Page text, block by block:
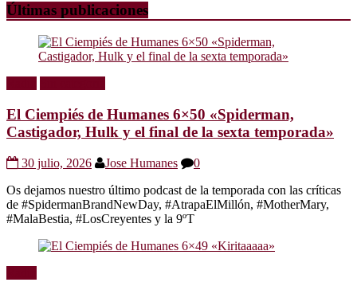
Últimas publicaciones
El Ciempiés de Humanes 6×50 «Spiderman,
Castigador, Hulk y el final de la sexta temporada»
30 julio, 2026 Jose Humanes
0
Os dejamos nuestro último podcast de la temporada con las críticas
de #SpidermanBrandNewDay, #AtrapaElMillón, #MotherMary,
#MalaBestia, #LosCreyentes y la 9ºT